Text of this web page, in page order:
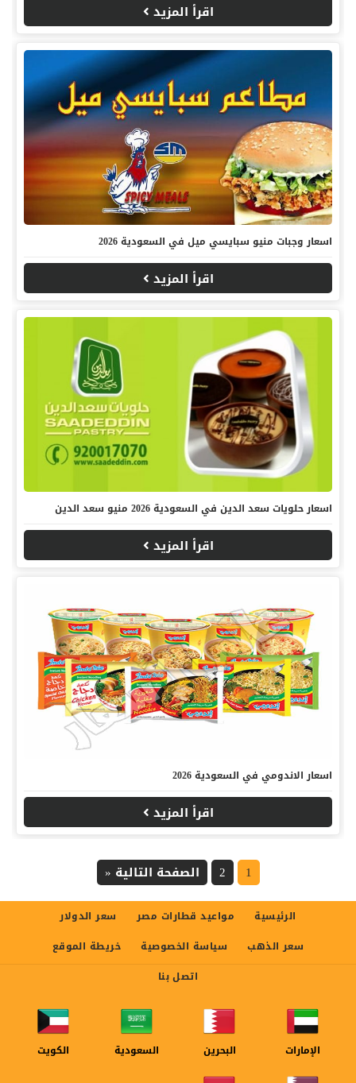
اقرأ المزيد
اسعار وجبات منيو سبايسي ميل في السعودية 2026
اقرأ المزيد
اسعار حلويات سعد الدين في السعودية 2026 منيو سعد الدين
اقرأ المزيد
اسعار الاندومي في السعودية 2026
اقرأ المزيد
1
2 الصفحة التالية «
الرئيسية مواعيد قطارات مصر
سعر الدولار
سعر الذهب
سياسة الخصوصية
خريطة الموقع
اتصل بنا
الإمارات البحرين السعودية الكويت